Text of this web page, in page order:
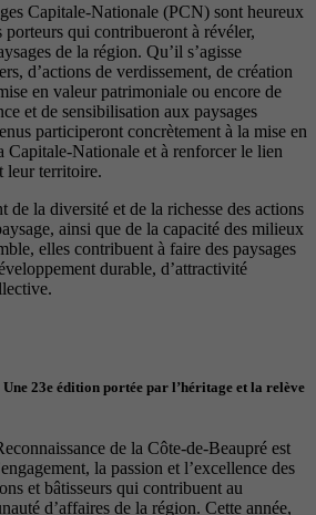
Capitale-Nationale (PCN) sont heureux
porteurs qui contribueront à révéler,
de la région. Qu’il s’agisse
d’actions de verdissement, de création
en valeur patrimoniale ou encore de
et de sensibilisation aux paysages
participeront concrètement à la mise en
Capitale-Nationale et à renforcer le lien
leur territoire.
de la diversité et de la richesse des actions
ainsi que de la capacité des milieux
elles contribuent à faire des paysages
durable, d’attractivité
23e édition portée par l’héritage et la relève
de la Côte-de-Beaupré est
la passion et l’excellence des
et bâtisseurs qui contribuent au
d’affaires de la région. Cette année,